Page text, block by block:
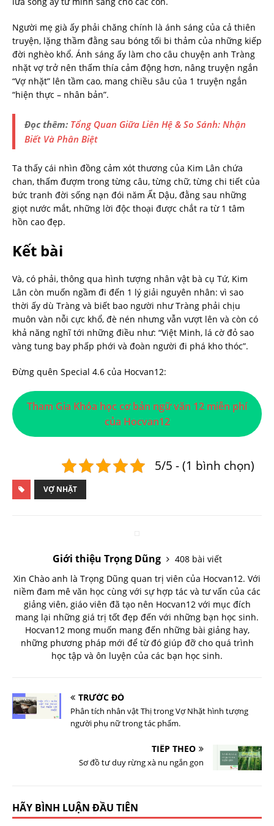
Người mẹ già ấy phải chăng chính là ánh sáng của cả thiên
truyện, lặng thầm đằng sau bóng tối bi thảm của những kiếp
đời nghèo khổ. Ánh sáng ấy làm cho câu chuyện anh Tràng
nhặt vợ trở nên thấm thía cảm động hơn, nâng truyện ngắn
“Vợ nhặt” lên tầm cao, mang chiều sâu của 1 truyện ngắn
“hiện thực – nhân bản”.
Đọc thêm: Tổng Quan Giữa Liên Hệ & So Sánh: Nhận
Biết Và Phân Biệt
Ta thấy cái nhìn đồng cảm xót thương của Kim Lân chứa
chan, thấm đượm trong từng câu, từng chữ, từng chi tiết của
bức tranh đời sống nạn đói năm Ất Dậu, đằng sau những
giọt nước mắt, những lời độc thoại được chắt ra từ 1 tâm
hồn cao đẹp.
Kết bài
Và, có phải, thông qua hình tượng nhân vật bà cụ Tứ, Kim
Lân còn muốn ngầm đi đến 1 lý giải nguyên nhân: vì sao
thời ấy dù Tràng và biết bao người như Tràng phải chịu
muôn vàn nỗi cực khổ, đè nén nhưng vẫn vượt lên và còn có
khả năng nghĩ tới những điều như: “Việt Minh, lá cờ đỏ sao
vàng tung bay phấp phới và đoàn người đi phá kho thóc”.
Đừng quên Special 4.6 của Hocvan12:
Tham Gia Khóa học cơ bản ngữ văn 12 miễn phí
của Hocvan12
5/5 - (1 bình chọn)
VỢ NHẶT
Giới thiệu Trọng Dũng
408 bài viết
Xin Chào anh là Trọng Dũng quan trị viên của Hocvan12. Với
niềm đam mê văn học cùng với sự hợp tác và tư vấn của các
giảng viên, giáo viên đã tạo nên Hocvan12 với mục đích
mang lại những giá trị tốt đẹp đến với những bạn học sinh.
Hocvan12 mong muốn mang đến những bài giảng hay,
những phương pháp mới để từ đó giúp đỡ cho quá trình
học tập và ôn luyện của các bạn học sinh.
TRƯỚC ĐÓ
Phân tích nhân vật Thị trong Vợ Nhặt hình tượng
người phụ nữ trong tác phẩm.
TIẾP THEO
Sơ đồ tư duy rừng xà nu ngắn gọn
HÃY BÌNH LUẬN ĐẦU TIÊN